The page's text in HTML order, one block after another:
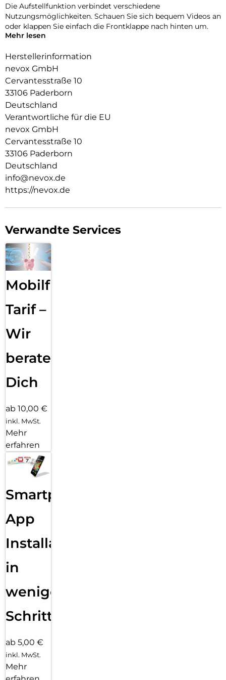
Die Aufstellfunktion verbindet verschiedene
Nutzungsmöglichkeiten. Schauen Sie sich bequem Videos an
oder klappen Sie einfach die Frontklappe nach hinten um.
Bedienung kinderleicht und die Schutzhülle öffnet sich nicht
ungewollt.
Beim Umklappen der Frontklappe wird diese ebenfalls durch
die Magneten auf der Rückseite fixiert,
somit ist ein bequemes Telefonieren und Bedienen
Mehr lesen
Herstellerinformation
nevox GmbH
Cervantesstraße 10
33106 Paderborn
Deutschland
Verantwortliche für die EU
nevox GmbH
Cervantesstraße 10
33106 Paderborn
Deutschland
info@nevox.de
https://nevox.de
Verwandte Services
Mobilfunk
Tarif –
Wir
beraten
Dich
ab 10,00 €
inkl. MwSt.
Mehr
erfahren
Smartphone
App
Installation
in
wenigen
Schritten
ab 5,00 €
inkl. MwSt.
Mehr